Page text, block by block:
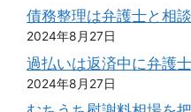
債務整理は弁護士と相談
2024年8月27日
過払いは返済中に弁護
2024年8月27日